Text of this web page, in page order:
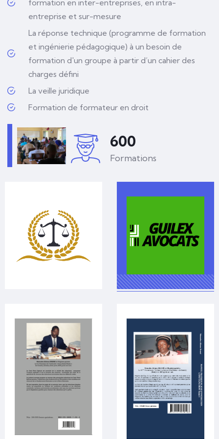
formation en inter-entreprises, en intra-
entreprise et sur-mesure
La réponse technique (programme de formation
et ingénierie pédagogique) à un besoin de
formation d'un groupe à partir d’un cahier des
charges défini
La veille juridique
Formation de formateur en droit
600
Formations